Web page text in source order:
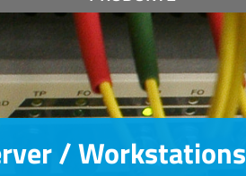
/ Workstations